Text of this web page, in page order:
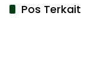
Pos Terkait